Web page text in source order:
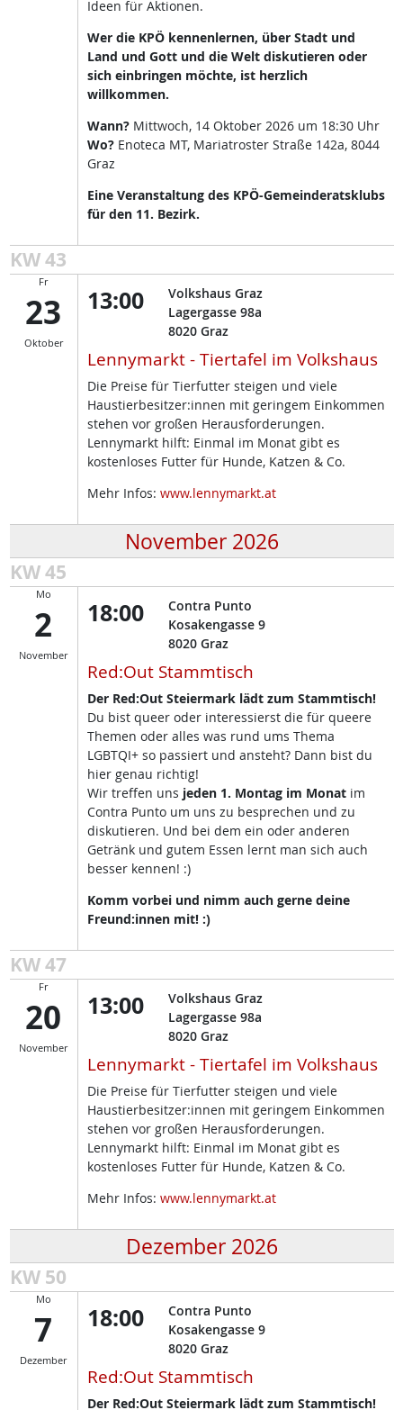
Ideen für Aktionen.
Wer die KPÖ kennenlernen, über Stadt und
Land und Gott und die Welt diskutieren oder
sich einbringen möchte, ist herzlich
willkommen.
Wann? Mittwoch, 14 Oktober 2026 um 18:30 Uhr
Wo? Enoteca MT, Mariatroster Straße 142a, 8044
Graz
Eine Veranstaltung des KPÖ-Gemeinderatsklubs
für den 11. Bezirk.
KW 43
Fr
23
Oktober
13:00
Volkshaus Graz
Lagergasse 98a
8020 Graz
Lennymarkt - Tiertafel im Volkshaus
Die Preise für Tierfutter steigen und viele
Haustierbesitzer:innen mit geringem Einkommen
stehen vor großen Herausforderungen.
Lennymarkt hilft: Einmal im Monat gibt es
kostenloses Futter für Hunde, Katzen & Co.
Mehr Infos: www.lennymarkt.at
November 2026
KW 45
Mo
2
November
18:00
Contra Punto
Kosakengasse 9
8020 Graz
Red:Out Stammtisch
Der Red:Out Steiermark lädt zum Stammtisch!
Du bist queer oder interessierst die für queere
Themen oder alles was rund ums Thema
LGBTQI+ so passiert und ansteht? Dann bist du
hier genau richtig!
Wir treffen uns jeden 1. Montag im Monatim
Contra Punto um uns zu besprechen und zu
diskutieren. Und bei dem ein oder anderen
Getränk und gutem Essen lernt man sich auch
besser kennen! :)
Komm vorbei und nimm auch gerne deine
Freund:innen mit! :)
KW 47
Fr
20
November
13:00
Volkshaus Graz
Lagergasse 98a
8020 Graz
Lennymarkt - Tiertafel im Volkshaus
Die Preise für Tierfutter steigen und viele
Haustierbesitzer:innen mit geringem Einkommen
stehen vor großen Herausforderungen.
Lennymarkt hilft: Einmal im Monat gibt es
kostenloses Futter für Hunde, Katzen & Co.
Mehr Infos: www.lennymarkt.at
Dezember 2026
KW 50
Mo
7
Dezember
18:00
Contra Punto
Kosakengasse 9
8020 Graz
Red:Out Stammtisch
Der Red:Out Steiermark lädt zum Stammtisch!